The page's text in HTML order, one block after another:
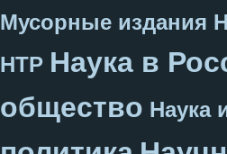
Мусорные издания
НТР Наука в
общество Наука